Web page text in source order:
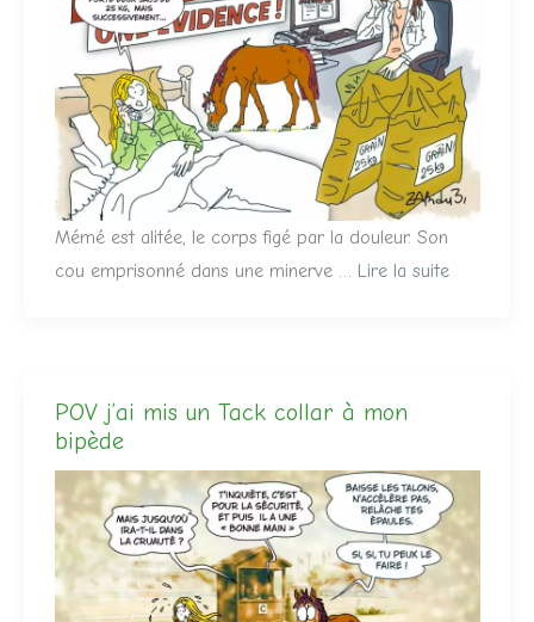
Mémé est alitée, le corps figé par la douleur. Son
cou emprisonné dans une minerve … Lire la suite
POV j’ai mis un Tack collar à mon
bipède